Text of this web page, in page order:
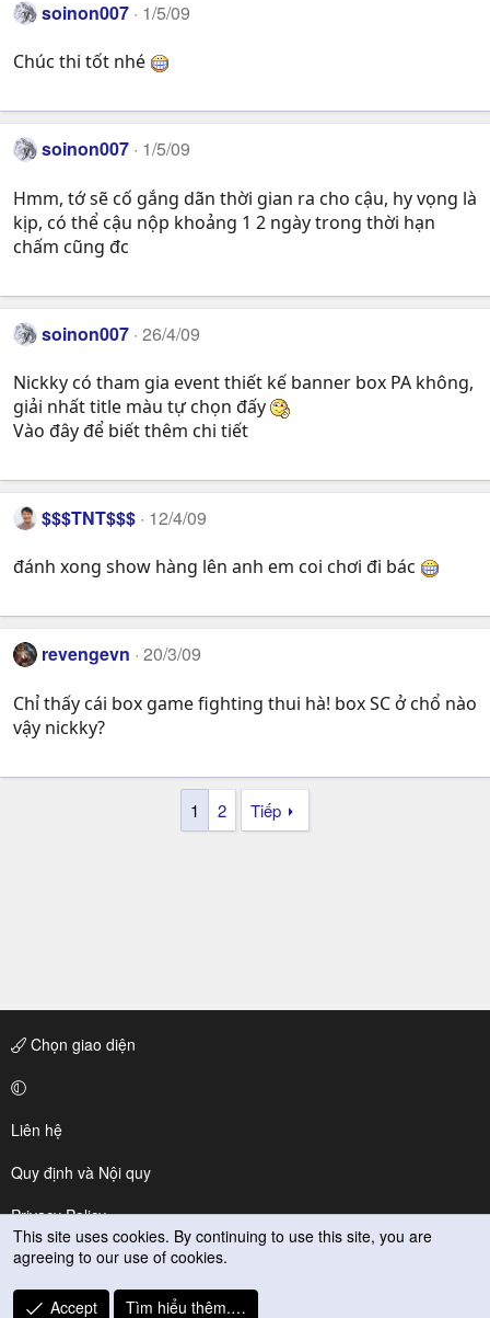
soinon007 1/5/09
Chúc thi tốt nhé
soinon007 1/5/09
Hmm, tớ sẽ cố gắng dãn thời gian ra cho cậu, hy vọng là
kịp, có thể cậu nộp khoảng 1 2 ngày trong thời hạn
chấm cũng đc
soinon007 26/4/09
Nickky có tham gia event thiết kế banner box PA không,
giải nhất title màu tự chọn đấy
Vào đây để biết thêm chi tiết
$$$TNT$$$ 12/4/09
đánh xong show hàng lên anh em coi chơi đi bác
revengevn 20/3/09
Chỉ thấy cái box game fighting thui hà! box SC ở chổ nào
vậy nickky?
1 2 Tiếp
Chọn giao diện
Liên hệ
Quy định và Nội quy
Privacy Policy
Trợ giúp
R
This site uses cookies. By continuing to use this site, you are
agreeing to our use of cookies.
Accept Tìm hiểu thêm.…